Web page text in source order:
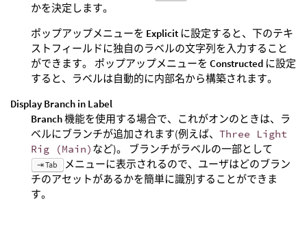
かを決定します。
ポップアップメニューを Explicit に設定すると、下のテキ
ストフィールドに独自のラベルの文字列を入力すること
ができます。 ポップアップメニューを Constructed に設定
すると、ラベルは自動的に内部名から構築されます。
Display Branch in Label
Branch機能を使用する場合で、これがオンのときは、ラ
ベルにブランチが追加されます(例えば、 Three Light
Rig (Main) など)。 ブランチがラベルの一部として
⇥ Tab
メニューに表示されるので、ユーザはどのブラン
チのアセットがあるかを簡単に識別することができま
す。